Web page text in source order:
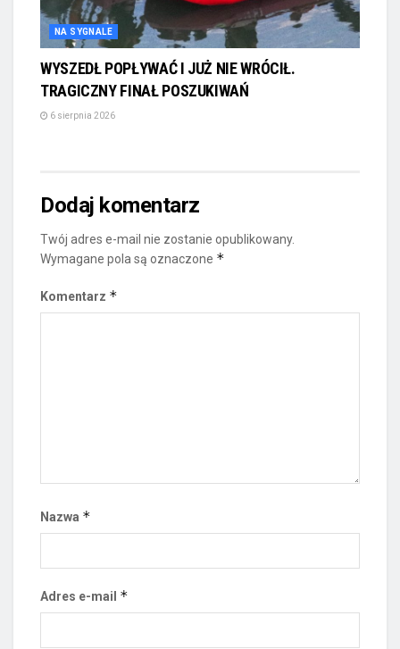
NA SYGNALE
WYSZEDŁ POPŁYWAĆ I JUŻ NIE WRÓCIŁ.
TRAGICZNY FINAŁ POSZUKIWAŃ
6 sierpnia 2026
Dodaj komentarz
Twój adres e-mail nie zostanie opublikowany.
Wymagane pola są oznaczone *
Komentarz *
Nazwa *
Adres e-mail *